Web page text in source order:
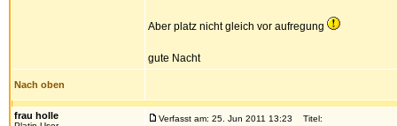
Aber platz nicht gleich vor aufregung
gute Nacht
Nach oben
frau holle Verfasst am: 25. Jun 2011 13:23 Titel: